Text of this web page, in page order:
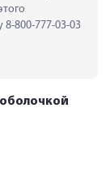
800-777-03-03